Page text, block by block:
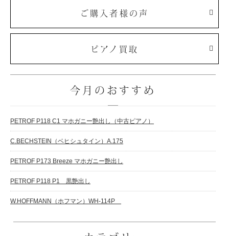
ご購入者様の声
ピアノ買取
今月のおすすめ
PETROF P118 C1 マホガニー艶出し（中古ピアノ）
C.BECHSTEIN（ベヒシュタイン）A.175
PETROF P173 Breeze マホガニー艶出し
PETROF P118 P1 黒艶出し
W.HOFFMANN（ホフマン）WH-114P